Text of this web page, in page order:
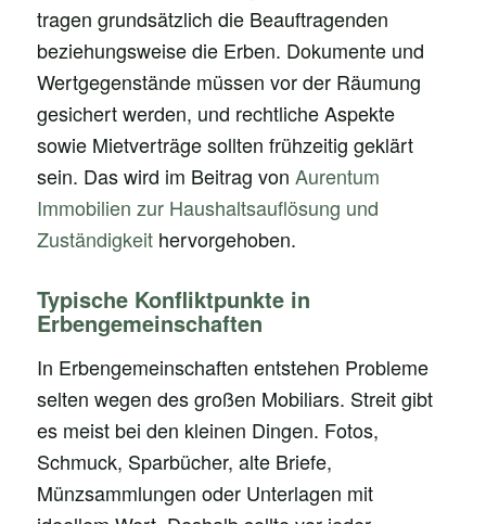
tragen grundsätzlich die Beauftragenden
beziehungsweise die Erben. Dokumente und
Wertgegenstände müssen vor der Räumung
gesichert werden, und rechtliche Aspekte
sowie Mietverträge sollten frühzeitig geklärt
sein. Das wird im Beitrag von Aurentum
Immobilien zur Haushaltsauflösung und
Zuständigkeithervorgehoben.
Typische Konfliktpunkte in
Erbengemeinschaften
In Erbengemeinschaften entstehen Probleme
selten wegen des großen Mobiliars. Streit gibt
es meist bei den kleinen Dingen. Fotos,
Schmuck, Sparbücher, alte Briefe,
Münzsammlungen oder Unterlagen mit